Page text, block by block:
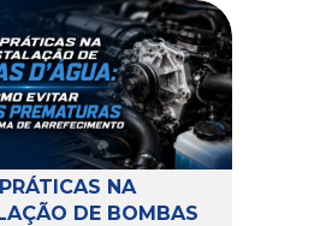
a pintura oficial
por equipes do World
de algumas
equipes de
mundo, a Giro é
de capacetes
para ciclismo
no Brasil.
e distribuída […]
NA
DE BOMBAS